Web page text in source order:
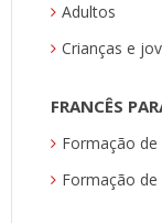
Adultos
Crianças e
FRANCÊS
Formação
Formação